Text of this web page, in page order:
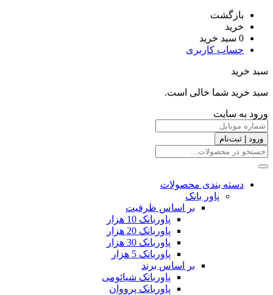
بازگشت
خرید
0 سبد خرید
حساب کاربری
سبد خرید
سبد خرید شما خالی است.
ورود به سایت
ورود | ثبت‌نام
دسته بندی محصولات
پاور بانک
بر اساس ظرفیت
پاوربانک 10 هزار
پاوربانک 20 هزار
پاوربانک 30 هزار
پاوربانک 5 هزار
بر اساس برند
پاوربانک شیائومی
پاوربانک پرووان